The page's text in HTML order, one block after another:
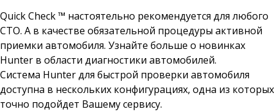
Quick Check ™ настоятельно рекомендуется для любого
СТО. А в качестве обязательной процедуры активной
приемки автомобиля. Узнайте больше о новинках
Hunter в области диагностики автомобилей.
Система Hunter для быстрой проверки автомобиля
доступна в нескольких конфигурациях, одна из которых
точно подойдет Вашему сервису.